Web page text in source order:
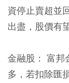
資停止賣超並
出盡，股價有
金融股： 富邦
多，若扣除匯